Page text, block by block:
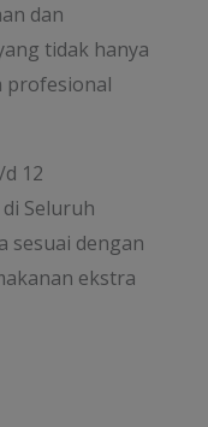
dan
tidak hanya
profesional
12
Seluruh
sesuai dengan
ekstra